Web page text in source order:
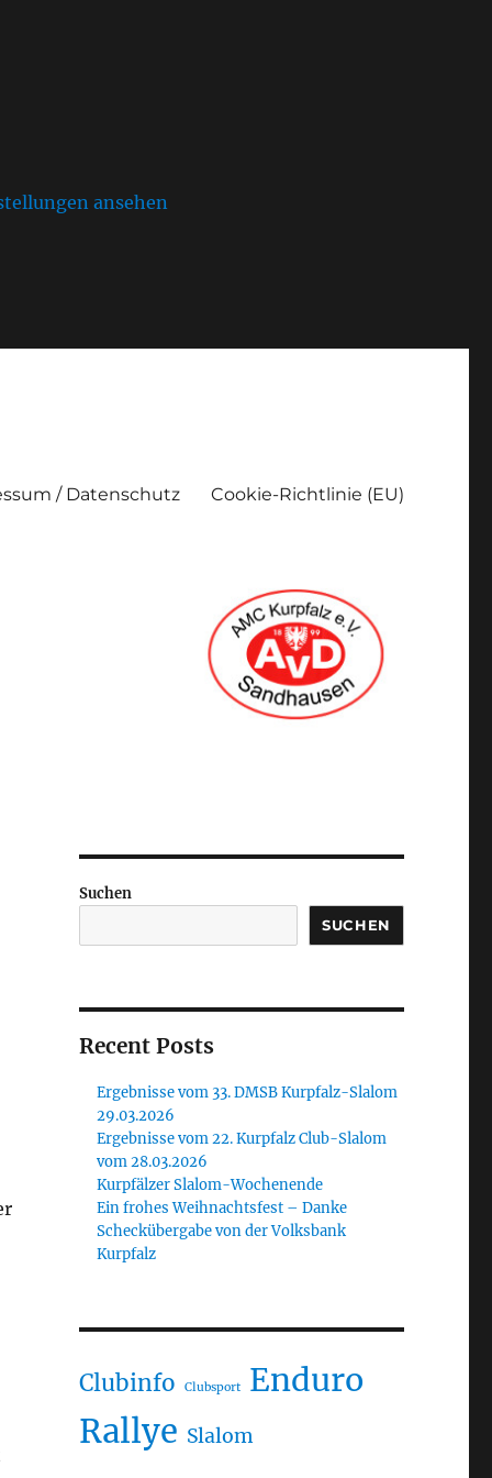
ansehen
/ Datenschutz Cookie-Richtlinie (EU)
Suchen
SUCHEN
Recent Posts
Ergebnisse vom 33. DMSB Kurpfalz-Slalom
29.03.2026
Ergebnisse vom 22. Kurpfalz Club-Slalom
vom 28.03.2026
Kurpfälzer Slalom-Wochenende
Ein frohes Weihnachtsfest – Danke
Scheckübergabe von der Volksbank
Kurpfalz
Clubinfo Clubsport Enduro
Rallye Slalom